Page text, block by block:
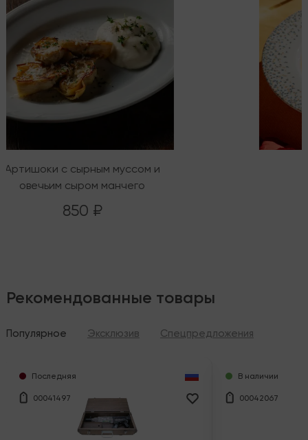
Артишоки с сырным муссом и
овечьим сыром манчего
850 ₽
Рекомендованные товары
Популярное Эксклюзив Спецпредложения
Последняя
00041497
В наличии
00042067